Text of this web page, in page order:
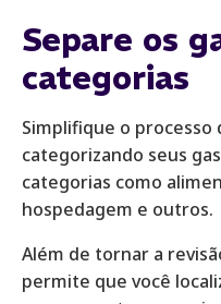
Separe os
categorias
Simplifique o
categorizando seus
categorias como
hospedagem e outros.
Além de tornar a
permite que você